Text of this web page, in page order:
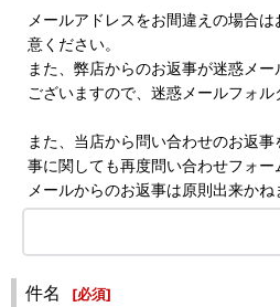
メールアドレスをお間違えの場合
意ください。
また、弊店からのお返事が迷惑メ
ございますので、迷惑メールフォル
また、当店から問い合わせのお返
事に関しても再度問い合わせフォー
メールからのお返事は原則出来かね
件名 [必須]